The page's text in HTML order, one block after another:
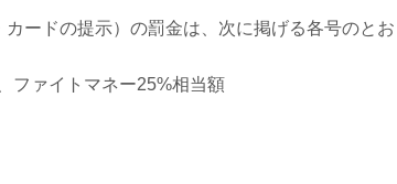
ードの提示）の罰金は、次に掲げる各号のとお
ファイトマネー25%相当額